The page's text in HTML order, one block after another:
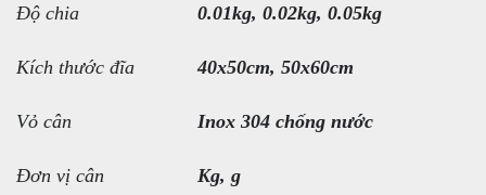
Độ chia 0.01kg, 0.02kg, 0.05kg
Kích thước đĩa 40x50cm, 50x60cm
Vỏ cân Inox 304 chống nước
Đơn vị cân Kg, g